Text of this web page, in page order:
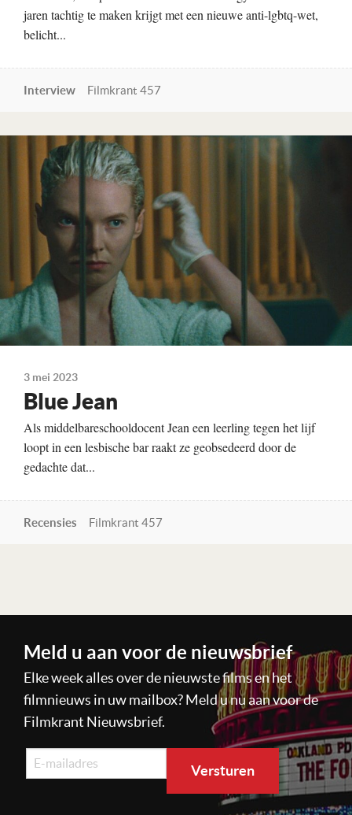
jaren tachtig te maken krijgt met een nieuwe anti-lgbtq-wet,
belicht...
Interview Filmkrant 457
Lees verder
3 mei 2023
Blue Jean
Als middelbareschooldocent Jean een leerling tegen het lijf
loopt in een lesbische bar raakt ze geobsedeerd door de
gedachte dat...
Recensies Filmkrant 457
Meld u aan voor de nieuwsbrief
Elke week alles over de nieuwste films en het
filmnieuws in uw mailbox? Meld u nu aan voor de
Filmkrant Nieuwsbrief.